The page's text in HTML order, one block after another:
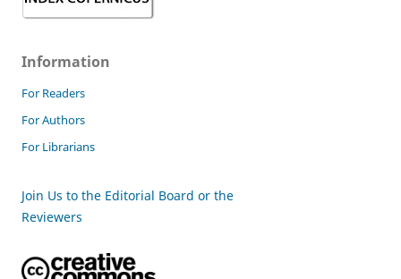
Information
For Readers
For Authors
For Librarians
Join Us to the Editorial Board or the
Reviewers